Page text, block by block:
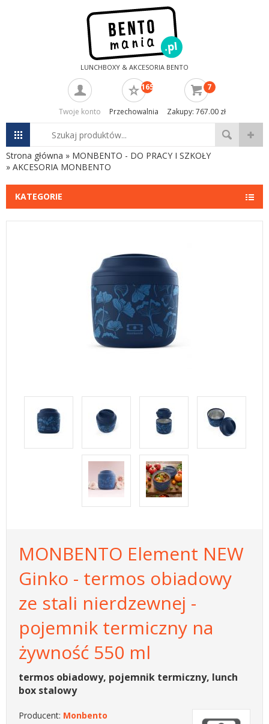
LUNCHBOXY & AKCESORIA BENTO
Twoje konto
165
Przechowalnia
7
Zakupy: 767.00 zł
Strona główna » MONBENTO - DO PRACY I SZKOŁY
» AKCESORIA MONBENTO
KATEGORIE
MONBENTO Element NEW
Ginko - termos obiadowy
ze stali nierdzewnej -
pojemnik termiczny na
żywność 550 ml
termos obiadowy, pojemnik termiczny, lunch
box stalowy
Producent: Monbento